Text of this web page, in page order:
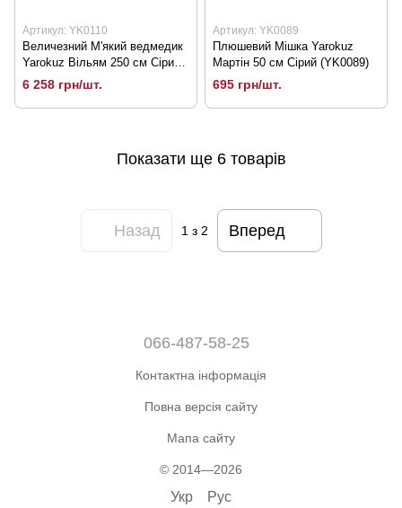
Артикул: YK0110
Величезний М'який ведмедик
Yarokuz Вільям 250 см Сірий
(YK0110)
6 258 грн/шт.
Артикул: YK0089
Плюшевий Мішка Yarokuz
Мартін 50 см Сірий (YK0089)
695 грн/шт.
Показати ще 6 товарів
Назад 1з 2 Вперед
066-487-58-25
Контактна інформація
Повна версія сайту
Мапа сайту
© 2014—2026
Укр Рус